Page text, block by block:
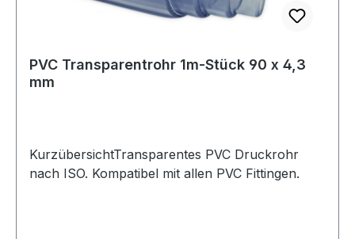
PVC Transparentrohr 1m-Stück 90 x 4,3
mm
KurzübersichtTransparentes PVC Druckrohr
nach ISO. Kompatibel mit allen PVC Fittingen.